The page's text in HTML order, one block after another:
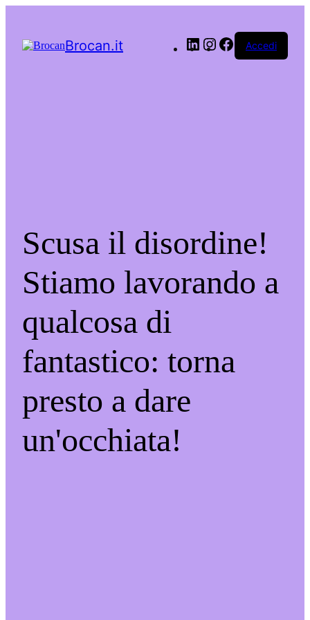
Brocan.it LinkedInInstagram
Facebook
Accedi
Scusa il disordine!
Stiamo lavorando a
qualcosa di
fantastico: torna
presto a dare
un'occhiata!